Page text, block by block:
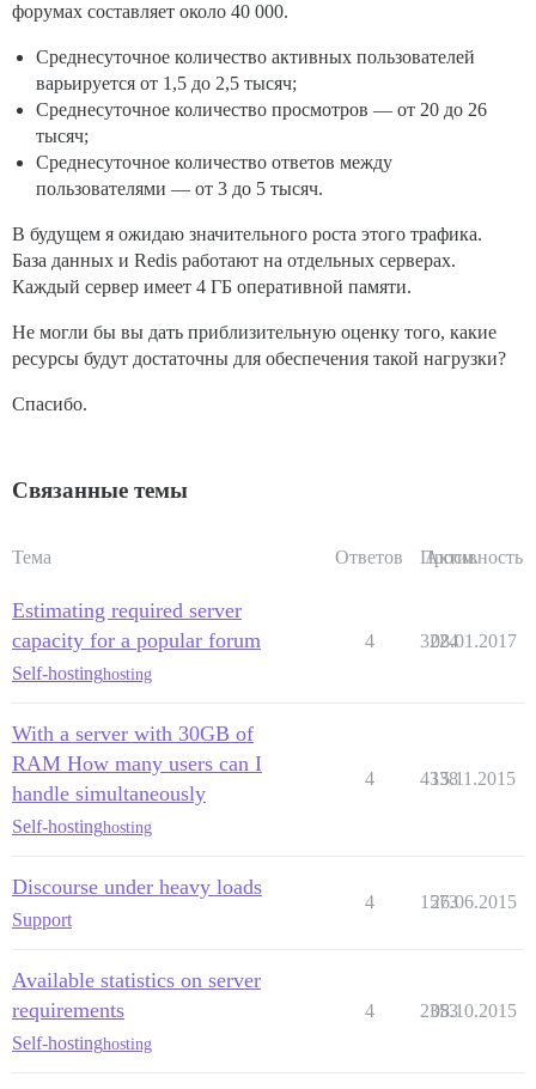
форумах составляет около 40 000.
Среднесуточное количество активных пользователей
варьируется от 1,5 до 2,5 тысяч;
Среднесуточное количество просмотров — от 20 до 26
тысяч;
Среднесуточное количество ответов между
пользователями — от 3 до 5 тысяч.
В будущем я ожидаю значительного роста этого трафика.
База данных и Redis работают на отдельных серверах.
Каждый сервер имеет 4 ГБ оперативной памяти.
Не могли бы вы дать приблизительную оценку того, какие
ресурсы будут достаточны для обеспечения такой нагрузки?
Спасибо.
Связанные темы
Тема Ответов Просм.
Активность
Estimating required server
capacity for a popular forum
Self-hostinghosting
4 3224
08.01.2017
With a server with 30GB of
RAM How many users can I
handle simultaneously
Self-hostinghosting
4 4338
15.11.2015
Discourse under heavy loads
Support
4 1573
26.06.2015
Available statistics on server
requirements
Self-hostinghosting
4 2353
08.10.2015